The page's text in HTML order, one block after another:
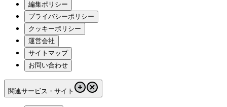
編集ポリシー
プライバシーポリシー
クッキーポリシー
運営会社
サイトマップ
お問い合わせ
関連サービス・サイト